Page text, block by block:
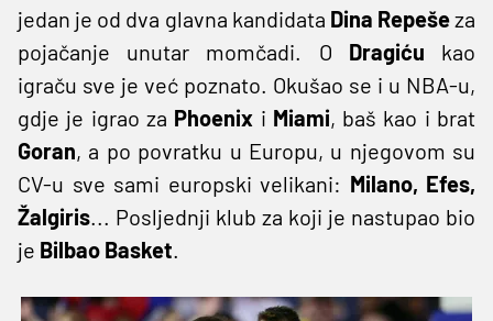
jedan je od dva glavna kandidata Dina Repešeza
pojačanje unutar momčadi. O Dragiću kao
igraču sve je već poznato. Okušao se i u NBA-u,
gdje je igrao za Phoenix i Miami, baš kao i brat
Goran, a po povratku u Europu, u njegovom su
CV-u sve sami europski velikani: Milano, Efes,
Žalgiris... Posljednji klub za koji je nastupao bio
je Bilbao Basket.